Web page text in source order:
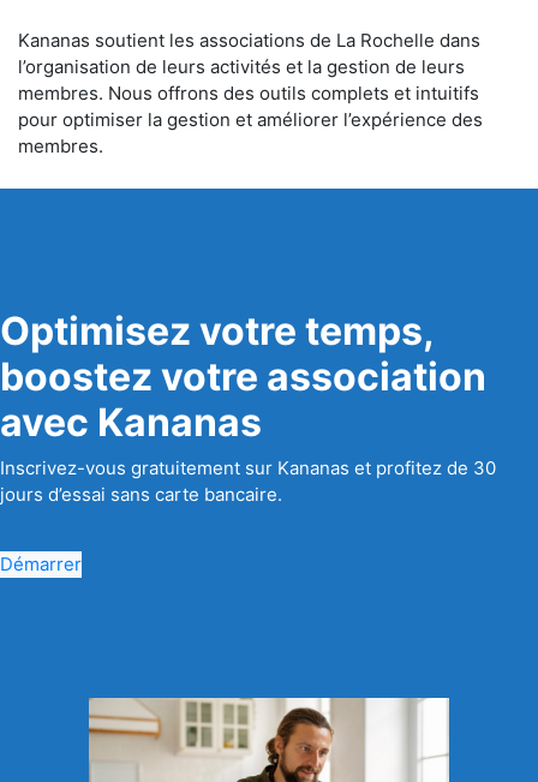
Kananas soutient les associations de La Rochelle dans
l’organisation de leurs activités et la gestion de leurs
membres. Nous offrons des outils complets et intuitifs
pour optimiser la gestion et améliorer l’expérience des
membres.
Optimisez votre temps,
boostez votre association
avec Kananas
Inscrivez-vous gratuitement sur Kananas et profitez de 30
jours d’essai sans carte bancaire.
Démarrer